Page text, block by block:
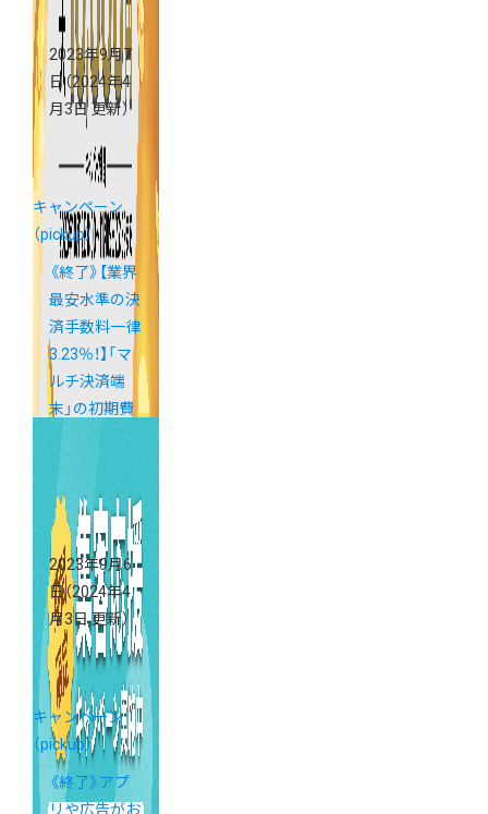
2023年9月7
日（2024年4
月3日 更新）
キャンペーン
（pickup）
《終了》【業界
最安水準の決
済手数料一律
3.23％！】「マ
ルチ決済端
末」の初期費
用・月額費用
が0円になる
キャンペーン
実施中！
2023年9月6
日（2024年4
月3日 更新）
キャンペーン
（pickup）
《終了》アプ
リや広告がお